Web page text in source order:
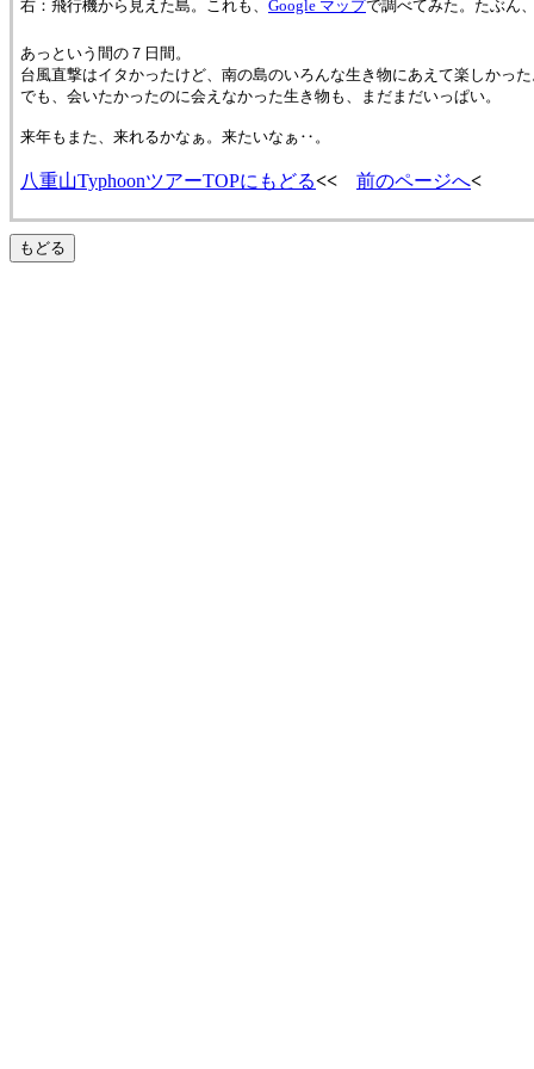
右：飛行機から見えた島。これも、 Google マップで調べてみた。たぶん
あっという間の７日間。
台風直撃はイタかったけど、南の島のいろんな生き物にあえて楽しかっ
でも、会いたかったのに会えなかった生き物も、まだまだいっぱい。
来年もまた、来れるかなぁ。来たいなぁ‥。
八重山TyphoonツアーTOPにもどる<< 前のページへ<